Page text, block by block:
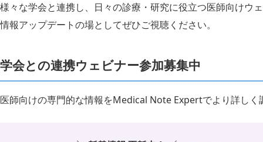
様々な学会と連携し、日々の診療・研究に役立つ医師向けウ
情報アップデートの場としてぜひご視聴ください。
学会との連携ウェビナー参加募集中
医師向けの専門的な情報をMedical Note Expertでより詳しく